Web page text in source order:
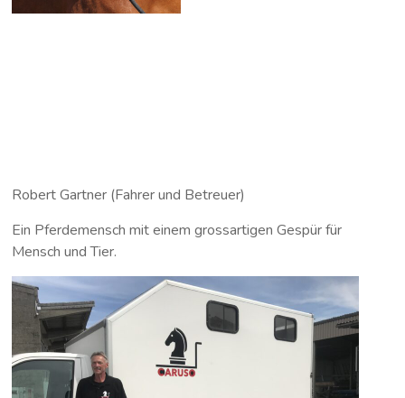
Robert Gartner (Fahrer und Betreuer)
Ein Pferdemensch mit einem grossartigen Gespür für
Mensch und Tier.